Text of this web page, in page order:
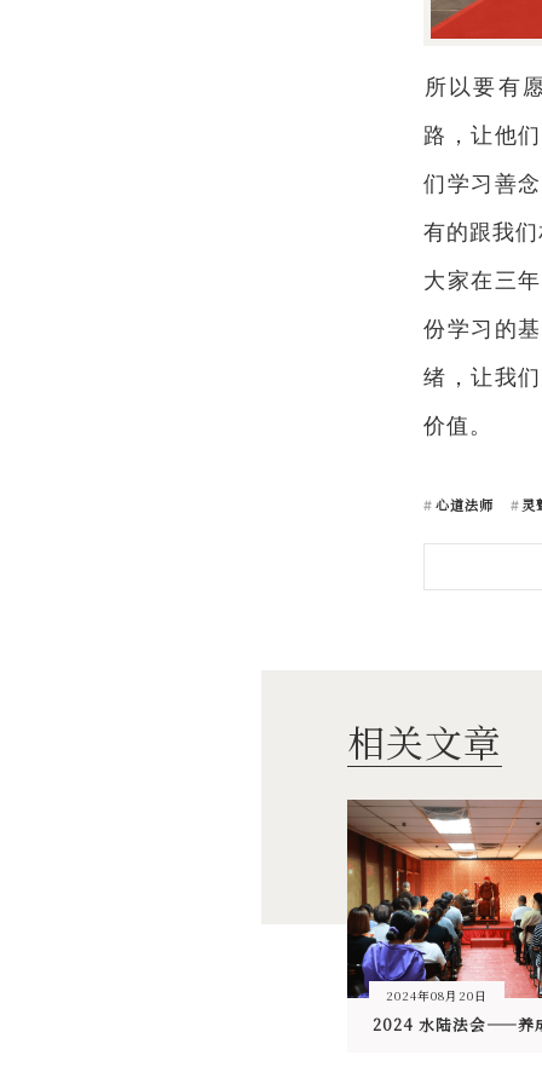
所以要有
路，让他
们学习善
有的跟我
大家在三
份学习的
绪，让我
价值。
心道法师 灵
相关文章
2024年08月20日